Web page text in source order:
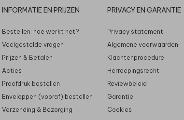
INFORMATIE EN PRIJZEN
Bestellen: hoe werkt het?
Veelgestelde vragen
Prijzen & Betalen
Acties
Proefdruk bestellen
Enveloppen (vooraf) bestellen
Verzending & Bezorging
PRIVACY EN GARANTIE
Privacy statement
Algemene voorwaarden
Klachtenprocedure
Herroepingsrecht
Reviewbeleid
Garantie
Cookies